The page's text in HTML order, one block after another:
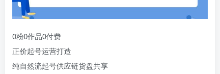
0粉0作品0付费
正价起号运营打造
纯自然流起号供应链货盘共享